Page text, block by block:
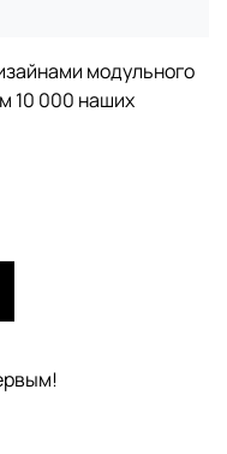
модульного
10 000 наших